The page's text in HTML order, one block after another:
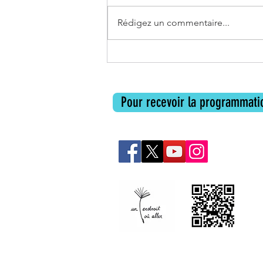
Rédigez un commentaire...
Pour recevoir la